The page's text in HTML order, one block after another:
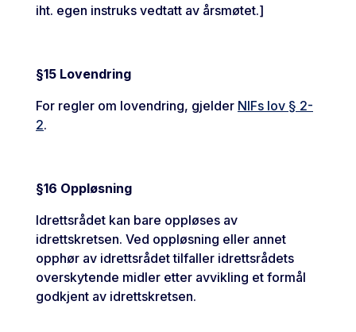
iht. egen instruks vedtatt av årsmøtet.]
§15 Lovendring
For regler om lovendring, gjelder NIFs lov § 2-
2.
§16 Oppløsning
Idrettsrådet kan bare oppløses av
idrettskretsen. Ved oppløsning eller annet
opphør av idrettsrådet tilfaller idrettsrådets
overskytende midler etter avvikling et formål
godkjent av idrettskretsen.